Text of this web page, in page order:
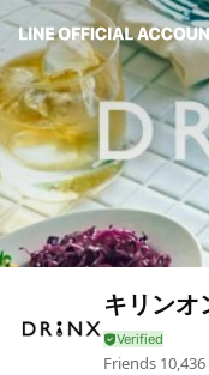
キリン
Friends 10,436